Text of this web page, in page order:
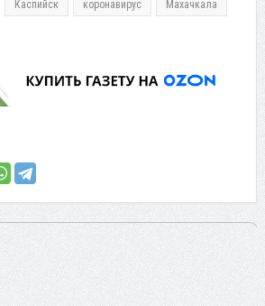
Каспийск коронавирус Махачкала